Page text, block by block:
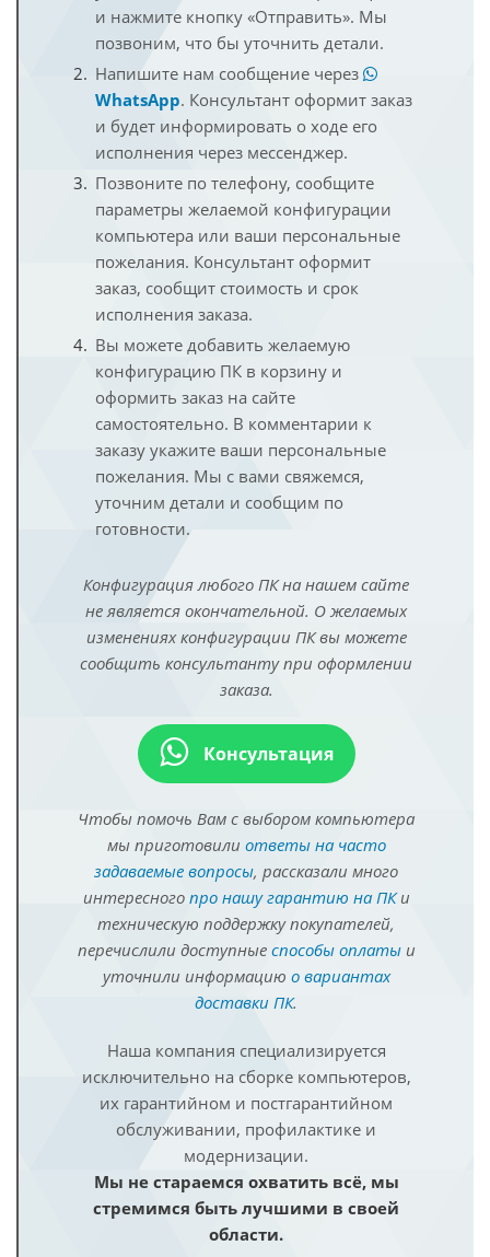
и нажмите кнопку «Отправить». Мы
позвоним, что бы уточнить детали.
Напишите нам сообщение через
WhatsApp. Консультант оформит заказ
и будет информировать о ходе его
исполнения через мессенджер.
Позвоните по телефону, сообщите
параметры желаемой конфигурации
компьютера или ваши персональные
пожелания. Консультант оформит
заказ, сообщит стоимость и срок
исполнения заказа.
Вы можете добавить желаемую
конфигурацию ПК в корзину и
оформить заказ на сайте
самостоятельно. В комментарии к
заказу укажите ваши персональные
пожелания. Мы с вами свяжемся,
уточним детали и сообщим по
готовности.
Конфигурация любого ПК на нашем сайте
не является окончательной. О желаемых
изменениях конфигурации ПК вы можете
сообщить консультанту при оформлении
заказа.
Консультация
Чтобы помочь Вам с выбором компьютера
мы приготовили ответы на часто
задаваемые вопросы, рассказали много
интересного про нашу гарантию на ПКи
техническую поддержку покупателей,
перечислили доступные способы оплатыи
уточнили информацию о вариантах
доставки ПК.
Наша компания специализируется
исключительно на сборке компьютеров,
их гарантийном и постгарантийном
обслуживании, профилактике и
модернизации.
Мы не стараемся охватить всё, мы
стремимся быть лучшими в своей
области.